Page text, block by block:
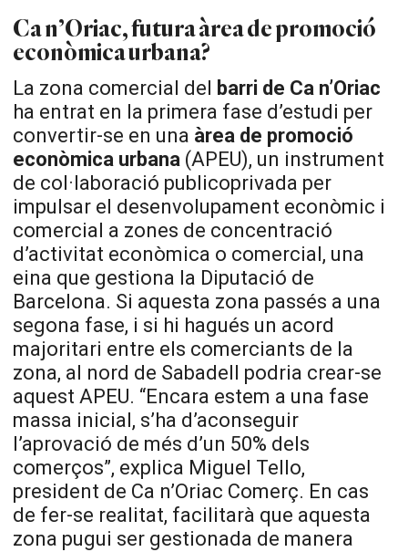
Ca n’Oriac, futura àrea de promoció
econòmica urbana?
La zona comercial del barri de Ca n’Oriac
ha entrat en la primera fase d’estudi per
convertir-se en una àrea de promoció
econòmica urbana (APEU), un instrument
de col·laboració publicoprivada per
impulsar el desenvolupament econòmic i
comercial a zones de concentració
d’activitat econòmica o comercial, una
eina que gestiona la Diputació de
Barcelona. Si aquesta zona passés a una
segona fase, i si hi hagués un acord
majoritari entre els comerciants de la
zona, al nord de Sabadell podria crear-se
aquest APEU. “Encara estem a una fase
massa inicial, s’ha d’aconseguir
l’aprovació de més d’un 50% dels
comerços”, explica Miguel Tello,
president de Ca n’Oriac Comerç. En cas
de fer-se realitat, facilitarà que aquesta
zona pugui ser gestionada de manera